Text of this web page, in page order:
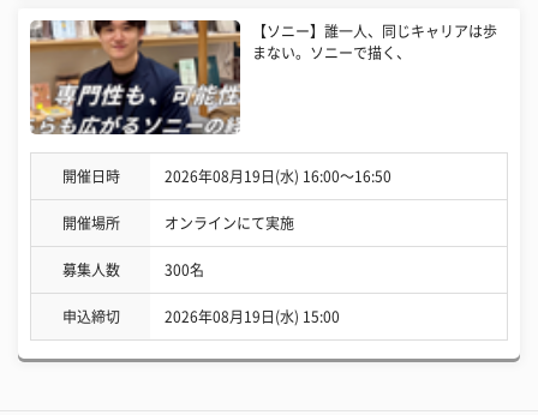
【ソニー】誰一人、同じキャリアは歩
まない。ソニーで描く、
開催日時 2026年08月19日(水) 16:00〜16:50
開催場所 オンラインにて実施
募集人数 300名
申込締切 2026年08月19日(水) 15:00